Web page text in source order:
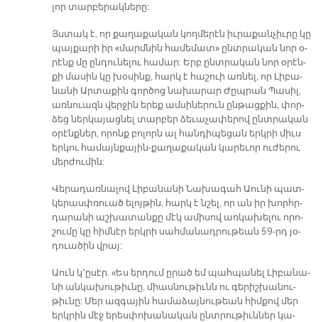
լոր տար­բե­րակ­նե­րը:
Յստակ է, որ քա­ղա­քա­կան կող­մե­րէն իւ­րա­քան­չիւ­րը կը
պայ­քա­րի իր «մարմ­նին հա­մե­մա­տ» ընտ­րա­կան նոր օ­
րէնք մը ըն­դու­նե­լու հա­մար: Երբ ընտ­րա­կան նոր օ­րէն­
քի մա­սին կը խօ­սինք, հարկ է հա­շուի առ­նել, որ Լի­բա­
նա­նի Ար­տա­քին գոր­ծոց նա­խա­րար Ժըպ­րան Պա­սիլ,
առ­նուազն վերջին ե­րեք ամ­սի­նե­րուն ըն­թաց­քին, փոր­
ձեց ներ­կա­յաց­նել տար­բեր ձե­ւա­չա­փե­րով ընտ­րա­կան
օ­րէնք­ներ, ո­րոնք բո­լորն ալ հան­դի­պե­ցան երկ­րի միւս
եր­կու հա­մայն­քա­յին-քա­ղա­քա­կան կա­րե­ւոր ու­ժե­րու
մեր­ժու­մին:
Վե­րա­դառ­նա­լով Լի­բա­նա­նի Նա­խա­գահ Աու­նի պատ­
կե­րասփ­ռուած ե­լոյ­թին, հարկ է նշել, որ ան իր խորհր­
դա­րա­նի աշ­խա­տան­քը մէկ ա­մի­սով առ­կա­խե­լու ո­րո­
շու­մը կը հիմ­նէր երկ­րի սահ­մա­նադ­րու­թեան 59-րդ յօ­
դուա­ծին վրայ:
Աուն կ­­՚ը­սէր. «Ես եր­դում ը­րած եմ պահ­պա­նել Լի­բա­նա­
նի ան­կա­խու­թիւ­նը, միաս­նու­թիւնն ու գե­րիշ­խա­նու­
թիւ­նը: Մեր ազ­գա­յին հա­մա­ձայ­նու­թեան հիմ­քով մեր
երկ­րին մէջ ե­րես­փո­խա­նա­կան ընտ­րու­թիւն­ներ կա­